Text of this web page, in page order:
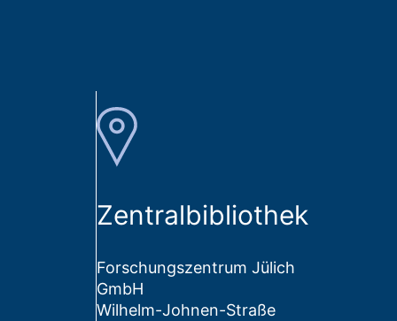
Zentralbibliothek
Forschungszentrum Jülich
GmbH
Wilhelm-Johnen-Straße